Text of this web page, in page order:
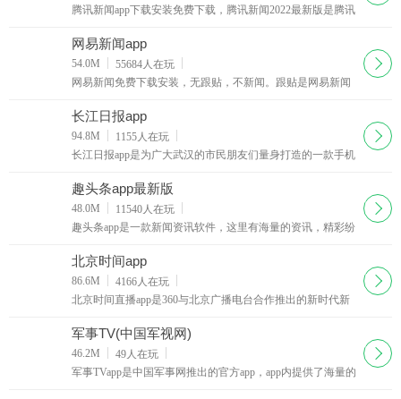
腾讯新闻app下载安装免费下载，腾讯新闻2022最新版是腾讯
图混排，新闻列表别样精彩，单手横划，切换栏目更方便
网易新闻app
54.0M 55684人在玩
网易新闻免费下载安装，无跟贴，不新闻。跟贴是网易新闻
容。
下载
长江日报app
94.8M 1155人在玩
长江日报app是为广大武汉的市民朋友们量身打造的一款手机
通过手机获取便捷的掌上武汉新闻
下载
趣头条app最新版
48.0M 11540人在玩
趣头条app是一款新闻资讯软件，这里有海量的资讯，精彩纷
间断为你更新，还有搞笑段子、社会奇闻等等，有兴趣的用
户快来下载。
下载
北京时间app
86.6M 4166人在玩
北京时间直播app是360与北京广播电台合作推出的新时代新
闻，利用电台视频内容与采编优势，为用户提供最优质内容
下载
军事TV(中国军视网)
46.2M 49人在玩
军事TVapp是中国军事网推出的官方app，app内提供了海量的
下载